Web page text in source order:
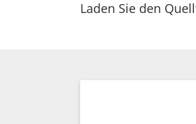
Laden Sie den